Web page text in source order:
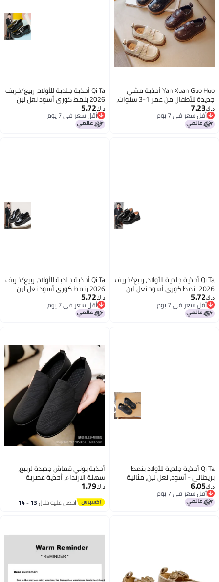
Yan Xuan Guo Huo أحذية مشي
جديدة للأطفال من عمر 1-3 سنوات،
أحذية رضع بنعل ناعم لفصلي الربيع
والخريف، حذاء جلدي بريطاني
للصبيان، مسامي
د.ك‏7.23
أقل سعر في 7 يوم
أقل سعر في 7 يوم 4
Qi Ta أحذية جلدية للأولاد، ربيع/خريف
2026 بنمط كوري أسود نعل لين
للأداء المدرسي
د.ك‏5.72
أقل سعر في 7 يوم
أقل سعر في 7 يوم
4
Qi Ta أحذية جلدية للأولاد، ربيع/خريف
2026 بنمط كوري أسود نعل لين
للأداء المدرسي
د.ك‏5.72
أقل سعر في 7 يوم
أقل سعر في 7 يوم 4
Qi Ta أحذية جلدية للأولاد، ربيع/خريف
2026 بنمط كوري أسود نعل لين
للأداء المدرسي
د.ك‏5.72
أقل سعر في 7 يوم
أقل سعر في 7 يوم
Qi Ta أحذية جلدية للأولاد بنمط
بريطاني - أسود، نعل لين، مثالية
للمدرسة والمناسبات
د.ك‏6.05
أقل سعر في 7 يوم
أقل سعر في 7 يوم
أحذية بوني قماش جديدة لربيع،
سهلة الارتداء، أحذية عصرية
متعددة الاستخدامات، أحذية للأولاد
الاجتماعيين، أحذية قيادة للرجال
د.ك‏1.79
احصل عليه خلال 13 - 14